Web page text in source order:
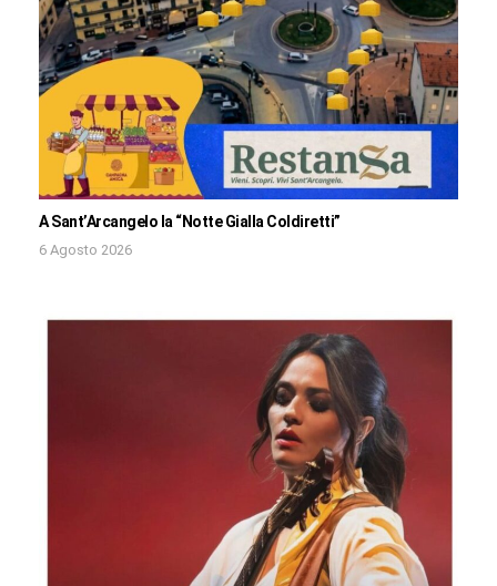
A Sant’Arcangelo la “Notte Gialla Coldiretti”
6 Agosto 2026